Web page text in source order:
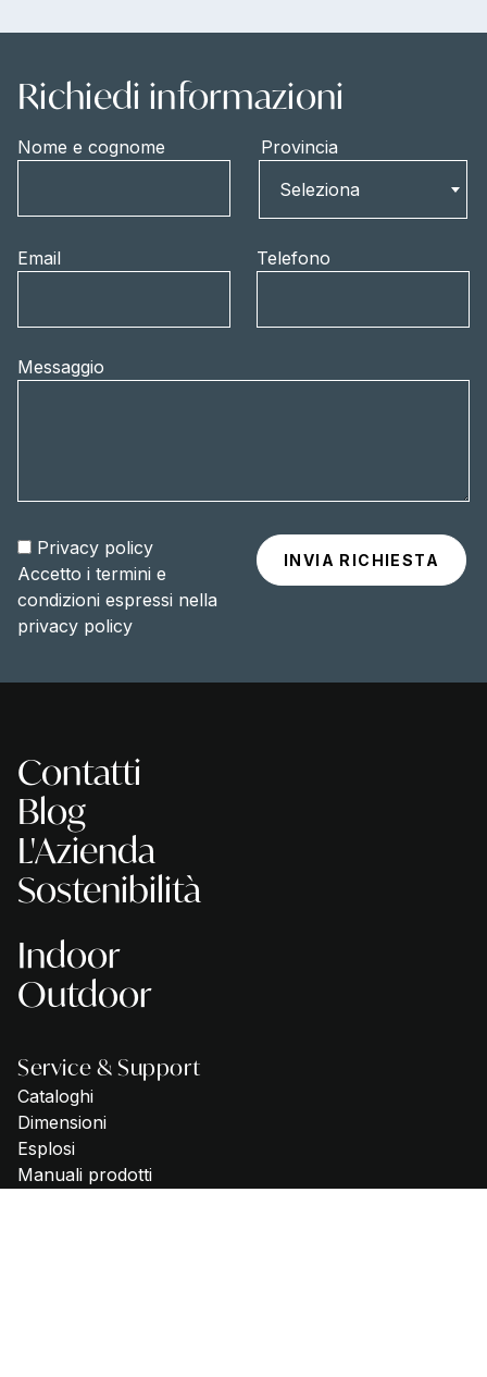
Richiedi informazioni
Nome e cognome
Provincia
Seleziona
Email Telefono
Messaggio
Privacy policy
Accetto i termini e
condizioni espressi nella
privacy policy
Contatti
Blog
L'Azienda
Sostenibilità
Indoor
Outdoor
Service & Support
Cataloghi
Dimensioni
Esplosi
Manuali prodotti